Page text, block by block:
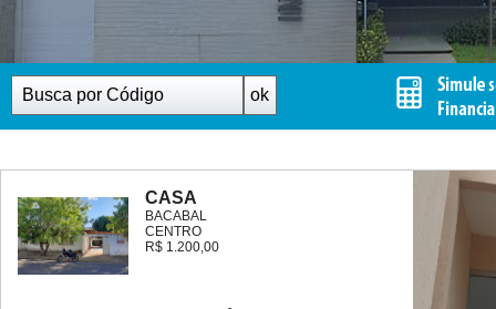
CASA
BACABAL
CENTRO
R$ 1.200,00